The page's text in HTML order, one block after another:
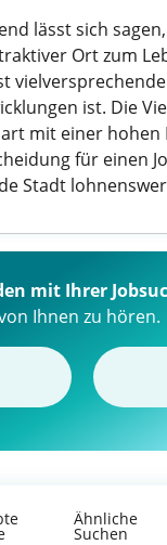
lässt sich
Ort zum
ist. Die
mit einer hohen
für einen
Stadt
mit Ihrer
Ihnen zu hören.
Ähnliche
Suchen